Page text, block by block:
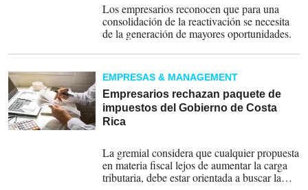
Los empresarios reconocen que para una
consolidación de la reactivación se necesita
de la generación de mayores oportunidades.
EMPRESAS & MANAGEMENT
Empresarios rechazan paquete de
impuestos del Gobierno de Costa
Rica
La gremial considera que cualquier propuesta
en materia fiscal lejos de aumentar la carga
tributaria, debe estar orientada a buscar la